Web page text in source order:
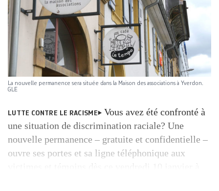
La nouvelle permanence sera située dans la Maison des associations à Yverdon.
GLE
LUTTE CONTRE LE RACISME
Vous avez été confronté à
une situation de discrimination raciale? Une
nouvelle permanence – gratuite et confidentielle –
ouvre ses portes et sa ligne téléphonique aux